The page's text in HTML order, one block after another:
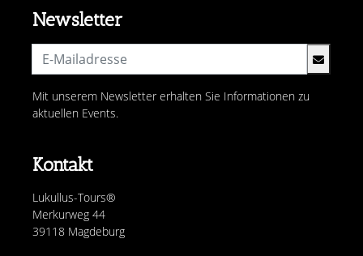
Kontakt
Lukullus-Tours®
Merkurweg 44
39118 Magdeburg
Newsletter
Mit unserem Newsletter erhalten Sie Informationen zu
aktuellen Events.